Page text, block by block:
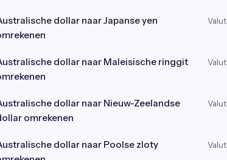
dollar naar Japanse yen
dollar naar Maleisische ringgit
dollar naar Nieuw-Zeelandse
omrekenen
dollar naar Poolse zloty